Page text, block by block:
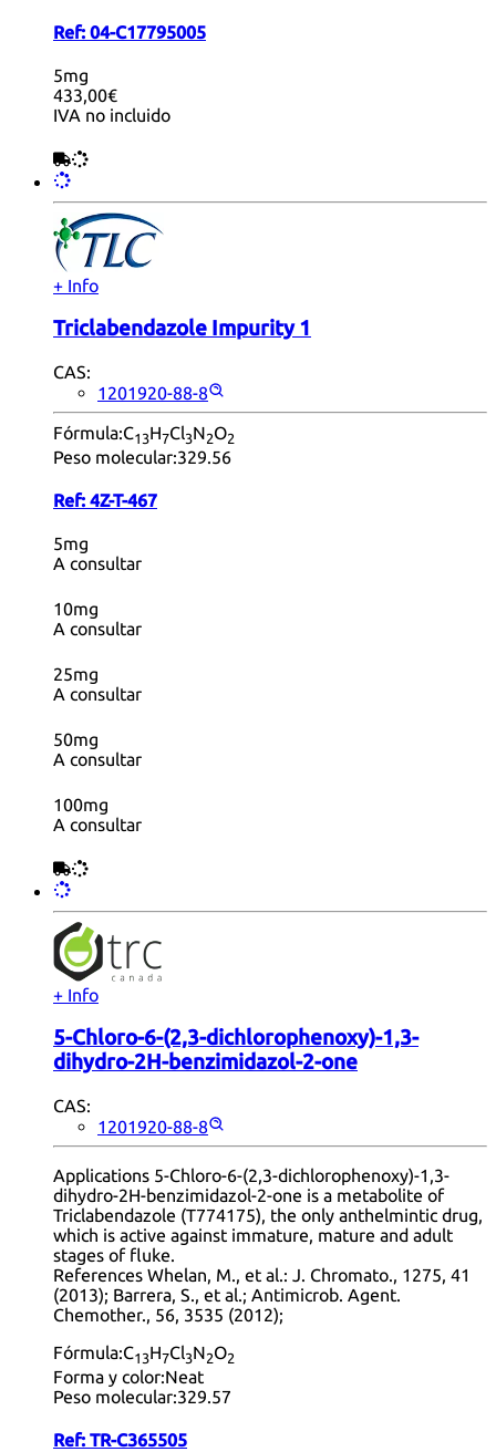
Ref: 04-C17795005
5mg
433,00€
IVA no incluido
+ Info
Triclabendazole Impurity 1
CAS:
1201920-88-8
Fórmula:C13H7Cl3N2O2
Peso molecular:329.56
Ref: 4Z-T-467
5mg
A consultar
10mg
A consultar
25mg
A consultar
50mg
A consultar
100mg
A consultar
+ Info
5-Chloro-6-(2,3-dichlorophenoxy)-1,3-
dihydro-2H-benzimidazol-2-one
CAS:
1201920-88-8
Applications 5-Chloro-6-(2,3-dichlorophenoxy)-1,3-
dihydro-2H-benzimidazol-2-one is a metabolite of
Triclabendazole (T774175), the only anthelmintic drug,
which is active against immature, mature and adult
stages of fluke.
References Whelan, M., et al.: J. Chromato., 1275, 41
(2013); Barrera, S., et al.; Antimicrob. Agent.
Chemother., 56, 3535 (2012);
Fórmula:C13H7Cl3N2O2
Forma y color:Neat
Peso molecular:329.57
Ref: TR-C365505